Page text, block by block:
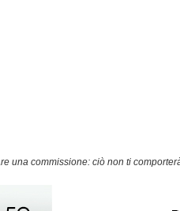
una commissione: ciò non ti